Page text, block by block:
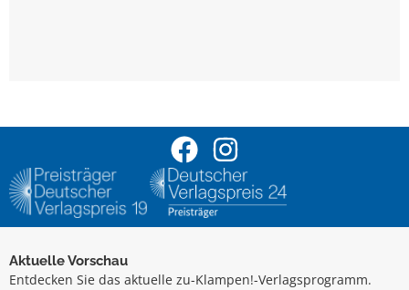
Aktuelle Vorschau
Entdecken Sie das aktuelle zu-Klampen!-Verlagsprogramm.